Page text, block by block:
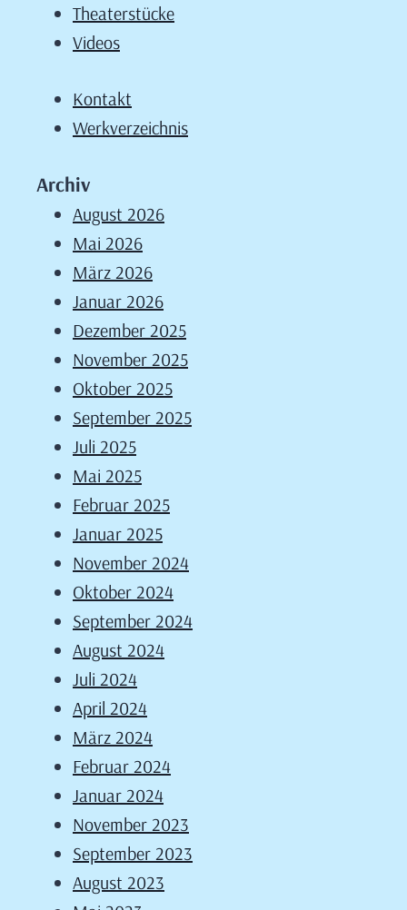
Theaterstücke
Videos
Kontakt
Werkverzeichnis
Archiv
August 2026
Mai 2026
März 2026
Januar 2026
Dezember 2025
November 2025
Oktober 2025
September 2025
Juli 2025
Mai 2025
Februar 2025
Januar 2025
November 2024
Oktober 2024
September 2024
August 2024
Juli 2024
April 2024
März 2024
Februar 2024
Januar 2024
November 2023
September 2023
August 2023